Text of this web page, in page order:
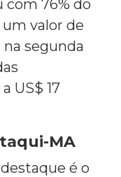
com 76% do
valor de
na segunda
US$ 17
MA
é o